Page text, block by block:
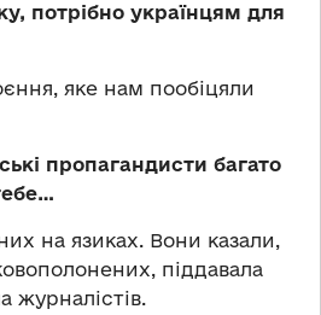
потрібно українцям для
яке нам пообіцяли
пропагандисти багато
на язиках. Вони казали,
піддавала
журналістів.